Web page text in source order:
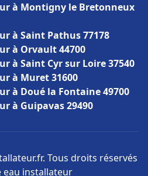
à Montigny le Bretonneux
à Saint Pathus 77178
à Orvault 44700
à Saint Cyr sur Loire 37540
à Muret 31600
à Doué la Fontaine 49700
à Guipavas 29490
Tous droits réservés
eau installateur